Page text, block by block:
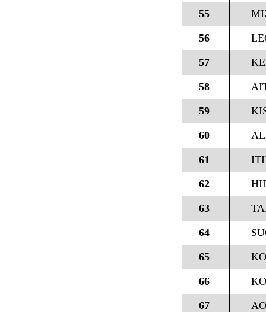
55
56
57
58
59
60
61
62
63
64
65
66
67